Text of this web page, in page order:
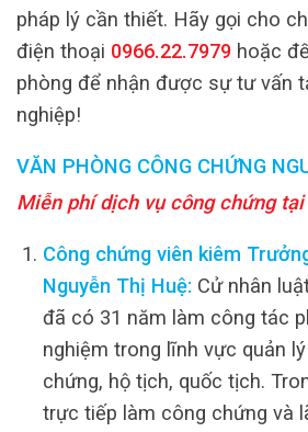
pháp lý cần thiết. Hãy gọi cho
điện thoại 0966.22.7979 hoặc
phòng để nhận được sự tư vấn
nghiệp!
VĂN PHÒNG CÔNG CHỨNG
Miễn phí dịch vụ công chứng tại
Công chứng viên kiêm
Nguyễn Thị Huệ: Cử nhân
đã có 31 năm làm công tác
nghiệm trong lĩnh vực quản
chứng, hộ tịch, quốc tịch.
trực tiếp làm công chứng và